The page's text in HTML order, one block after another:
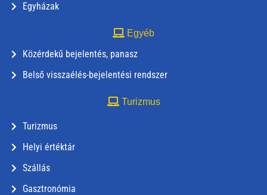
Egyházak
Egyéb
Közérdekű bejelentés, panasz
Belső visszaélés-bejelentési rendszer
Turizmus
Turizmus
Helyi értéktár
Szállás
Gasztronómia